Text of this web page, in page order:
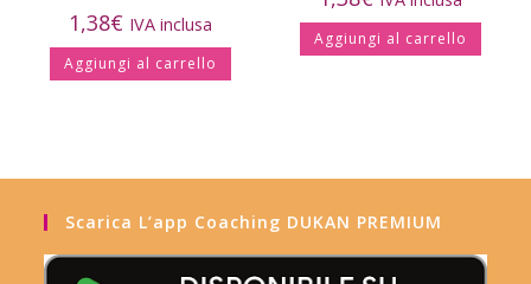
1,38€ IVA inclusa
Aggiungi al carrello
Aggiungi al carrello
Scarica L’app Coaching DUKAN PREMIUM